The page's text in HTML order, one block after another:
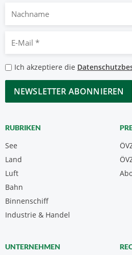
Nachname
Mail
*
Datenschutzbestimmungen
*
Ich akzeptiere die
CAPTCHA
RUBRIKEN
See
Land
Luft
Bahn
Binnenschiff
Industrie & Handel
UNTERNEHMEN